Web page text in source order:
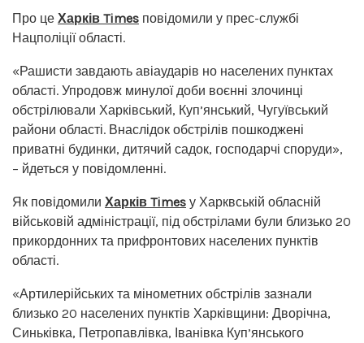
Про це Харків Times повідомили у прес-службі
Нацполіції області.
«Рашисти завдають авіаударів но населених пунктах
області. Упродовж минулої доби воєнні злочинці
обстрілювали Харківський, Куп’янський, Чугуївський
райони області. Внаслідок обстрілів пошкоджені
приватні будинки, дитячий садок, господарчі споруди»,
– йдеться у повідомленні.
Як повідомили Харків Times у Харквській обласній
військовій адміністрації, під обстрілами були близько 20
прикордонних та прифронтових населених пунктів
області.
«Артилерійських та мінометних обстрілів зазнали
близько 20 населених пунктів Харківщини: Дворічна,
Синьківка, Петропавлівка, Іванівка Куп’янського